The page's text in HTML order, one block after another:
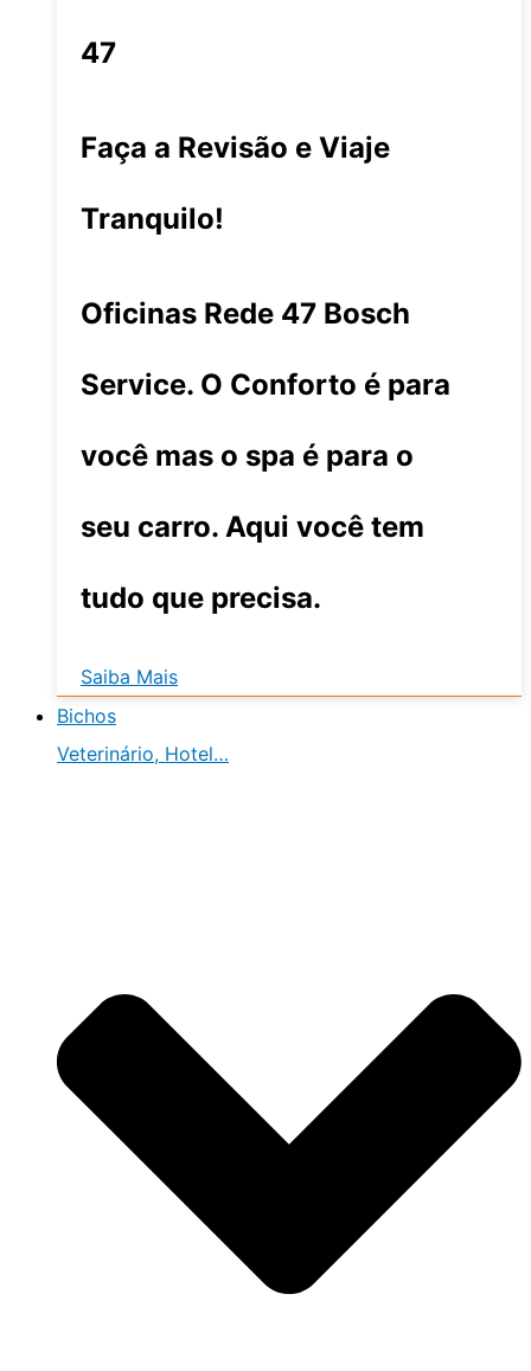
47
Faça a Revisão e Viaje
Tranquilo!
Oficinas Rede 47 Bosch
Service. O Conforto é para
você mas o spa é para o
seu carro. Aqui você tem
tudo que precisa.
Saiba Mais
Bichos
Veterinário, Hotel…